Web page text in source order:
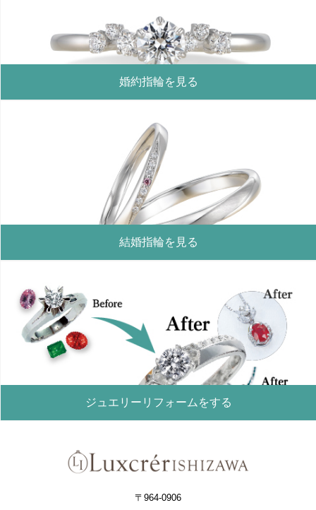
婚約指輪を見る
結婚指輪を見る
ジュエリーリフォームをする
〒964-0906